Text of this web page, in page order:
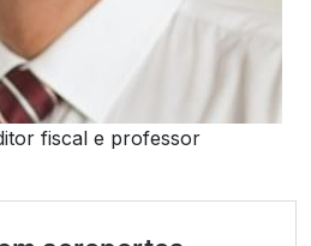
fiscal e professor